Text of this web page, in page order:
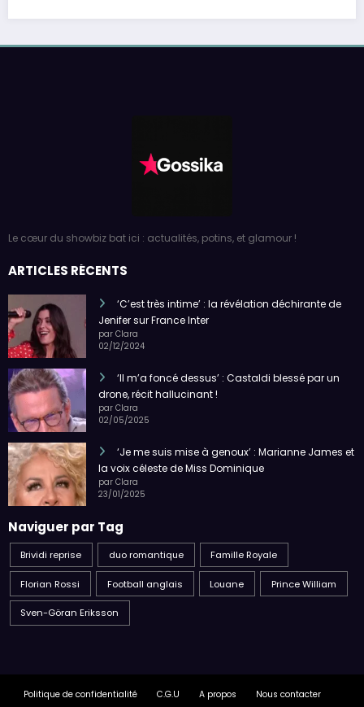
Le cœur du showbiz bat ici : actualités, potins, et glamour !
ARTICLES RÉCENTS
‘C’est très intime’ : la révélation déchirante de
Jenifer sur France Inter
par Clara
02/12/2024
‘Il m’a foncé dessus’ : Castaldi blessé par un
drone, récit hallucinant !
par Clara
02/05/2025
‘Je me suis mise à genoux’ : Marianne James et
la voix céleste de Miss Dominique
par Clara
23/01/2025
Naviguer par Tag
Brividi reprise duo romantique Famille Royale
Florian Rossi Football anglais Louane Prince William
Sven-Göran Eriksson
Politique de confidentialité C.G.U A propos Nous contacter